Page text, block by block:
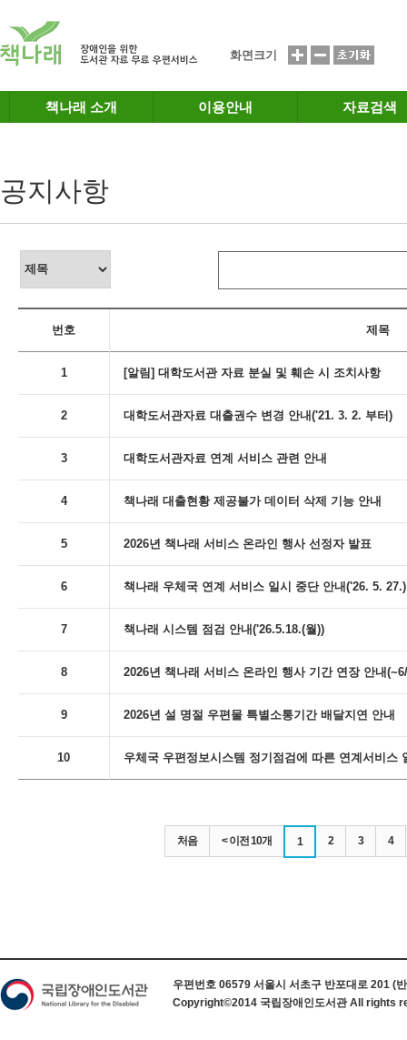
화면크기
책나래 소개 이용안내 자료검색
공지사항
번호 제목
1 [알림] 대학도서관 자료 분실 및 훼손 시 조치사항
2 대학도서관자료 대출권수 변경 안내('21. 3. 2. 부터)
3 대학도서관자료 연계 서비스 관련 안내
4 책나래 대출현황 제공불가 데이터 삭제 기능 안내
5 2026년 책나래 서비스 온라인 행사 선정자 발표
6 책나래 우체국 연계 서비스 일시 중단 안내('26. 5. 27.)
7 책나래 시스템 점검 안내('26.5.18.(월))
8 2026년 책나래 서비스 온라인 행사 기간 연장 안내
9 2026년 설 명절 우편물 특별소통기간 배달지연 안내
10 우체국 우편정보시스템 정기점검에 따른 연계서비스
처음 < 이전 10개 1 2 3 4
우편번호 06579 서울시 서초구 반포대로 201 (
Copyright©2014 국립장애인도서관 All rights